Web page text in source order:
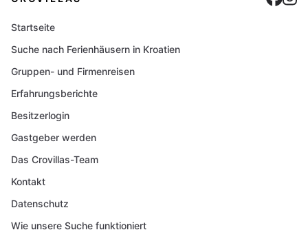
Startseite
Suche nach Ferienhäusern in Kroatien
Gruppen- und Firmenreisen
Erfahrungsberichte
Besitzerlogin
Gastgeber werden
Das Crovillas-Team
Kontakt
Datenschutz
Wie unsere Suche funktioniert